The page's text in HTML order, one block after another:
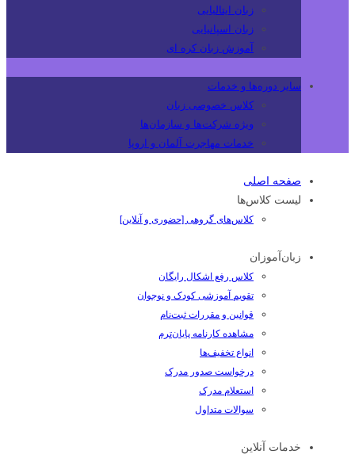
زبان ایتالیایی
زبان اسپانیایی
آموزش زبان کره ای
سایر دوره‌ها و خدمات
کلاس خصوصی زبان
ویژه شرکت‌ها و سازمان‌ها
خدمات مهاجرت آلمان و اروپا
صفحه اصلی
لیست کلاس‌ها
کلاس‌های گروهی [حضوری و آنلاین]
زبان‌آموزان
کلاس رفع اشکال رایگان
تقویم آموزشی کودک و نوجوان
قوانین و مقررات ثبت‌نام
مشاهده کارنامه پایان‌ترم
انواع تخفیف‌ها
درخواست صدور مدرک
استعلام مدرک
سوالات متداول
خدمات آنلاین